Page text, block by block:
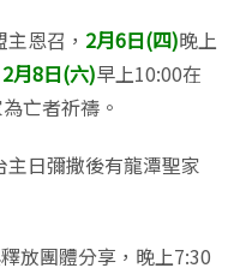
恩召， 2月6日(四)晚上
2月8日(六)早上10:00在
亡者祈禱。
主日彌撒後有龍潭聖家
放團體分享，晚上7:30